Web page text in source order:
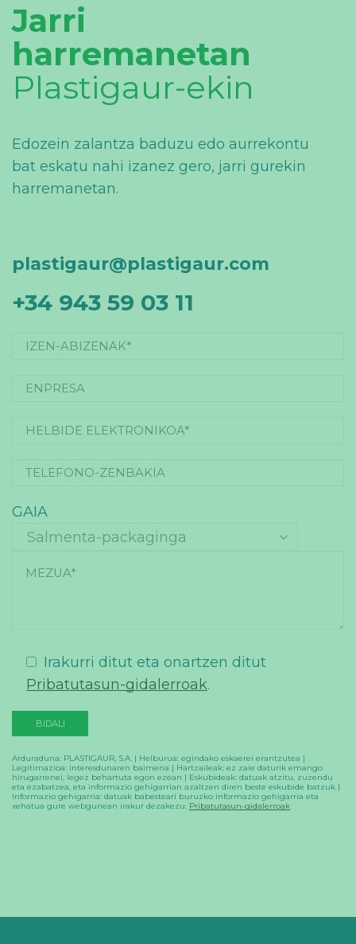
Jarri
harremanetan
Plastigaur-ekin
Edozein zalantza baduzu edo aurrekontu
bat eskatu nahi izanez gero, jarri gurekin
harremanetan.
plastigaur@plastigaur.com
+34 943 59 03 11
GAIA
Irakurri ditut eta onartzen ditut
Pribatutasun-gidalerroak.
Arduraduna: PLASTIGAUR, S.A. | Helburua: egindako eskaerei erantzutea |
Legitimazioa: interesdunaren baimena | Hartzaileak: ez zaie daturik emango
hirugarrenei, legez behartuta egon ezean | Eskubideak: datuak atzitu, zuzendu
eta ezabatzea, eta informazio gehigarrian azaltzen diren beste eskubide batzuk |
Informazio gehigarria: datuak babesteari buruzko informazio gehigarria eta
xehatua gure webgunean irakur dezakezu: Pribatutasun-gidalerroak